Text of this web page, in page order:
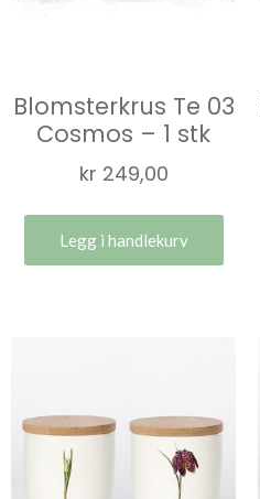
Blomsterkrus Te 03
Cosmos – 1 stk
kr 249,00
Legg i handlekurv